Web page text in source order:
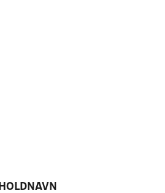
HOLDNAVN